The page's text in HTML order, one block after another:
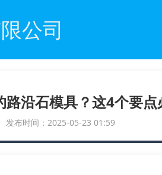
公司
路沿石模具？这4个要点
发布时间：2025-05-23 01:59